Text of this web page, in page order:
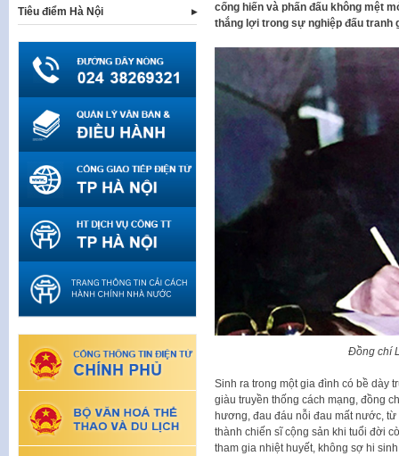
cống hiến và phấn đấu không mệt
thắng lợi trong sự nghiệp đấu tranh
Đồng chí
Sinh ra trong một gia đình có bề dày
giàu truyền thống cách mạng, đồng
hương, đau đáu nỗi đau mất nước,
thành chiến sĩ cộng sản khi tuổi đời
tham gia nhiệt huyết, không sợ hi
Tiêu điểm Hà Nội